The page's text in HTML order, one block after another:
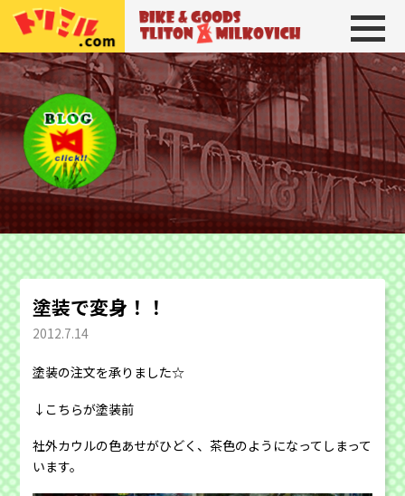
トリトン＆ミルコビッチ BIKE＆
塗装で変身！！
2012.7.14
塗装の注文を承りました☆
↓こちらが塗装前
社外カウルの色あせがひどく、茶色のようになってしまって
います。